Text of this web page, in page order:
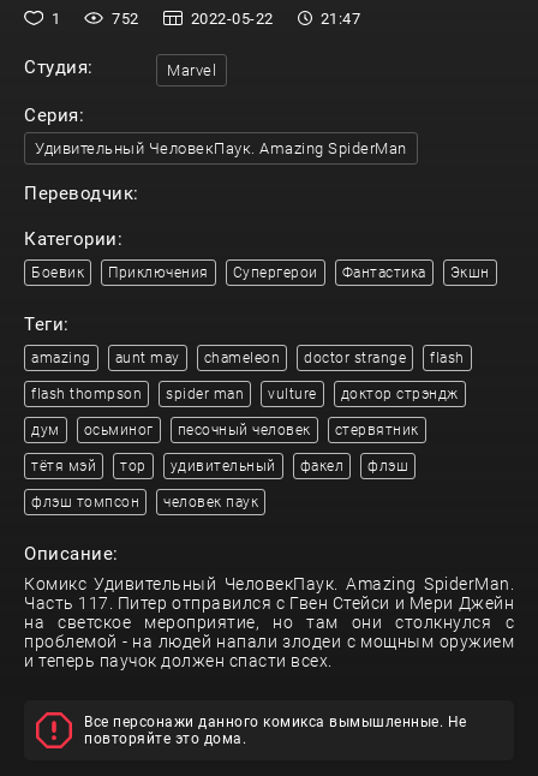
1 752 2022-05-22 21:47
Студия: Marvel
Серия:
Удивительный ЧеловекПаук. Amazing SpiderMan
Переводчик:
Категории:
Боевик Приключения Супергерои Фантастика Экшн
Теги:
amazing aunt may chameleon doctor strange flash
flash thompson spider man vulture доктор стрэндж
дум осьминог песочный человек стервятник
тётя мэй тор удивительный факел флэш
флэш томпсон человек паук
Описание:
Комикс Удивительный ЧеловекПаук. Amazing SpiderMan.
Часть 117. Питер отправился с Гвен Стейси и Мери Джейн
на светское мероприятие, но там они столкнулся с
проблемой - на людей напали злодеи с мощным оружием
и теперь паучок должен спасти всех.
Все персонажи данного комикса вымышленные. Не
повторяйте это дома.